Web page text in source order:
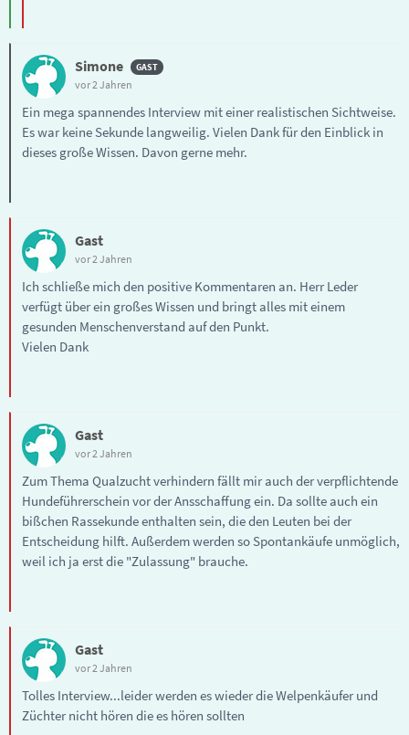
Simone
vor 2 Jahren
Ein mega spannendes Interview mit einer realistischen Sichtweise.
Es war keine Sekunde langweilig. Vielen Dank für den Einblick in
dieses große Wissen. Davon gerne mehr.
Gast
vor 2 Jahren
Ich schließe mich den positive Kommentaren an. Herr Leder
verfügt über ein großes Wissen und bringt alles mit einem
gesunden Menschenverstand auf den Punkt.
Vielen Dank
Gast
vor 2 Jahren
Zum Thema Qualzucht verhindern fällt mir auch der verpflichtende
Hundeführerschein vor der Ansschaffung ein. Da sollte auch ein
bißchen Rassekunde enthalten sein, die den Leuten bei der
Entscheidung hilft. Außerdem werden so Spontankäufe unmöglich,
weil ich ja erst die "Zulassung" brauche.
Gast
vor 2 Jahren
Tolles Interview...leider werden es wieder die Welpenkäufer und
Züchter nicht hören die es hören sollten